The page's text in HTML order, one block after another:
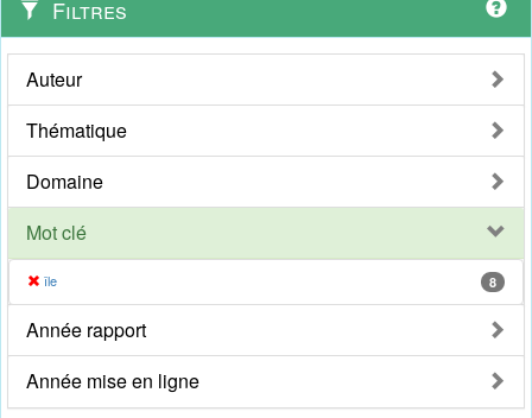
Filtres
Auteur
Thématique
Domaine
Mot clé
île 8
Année rapport
Année mise en ligne